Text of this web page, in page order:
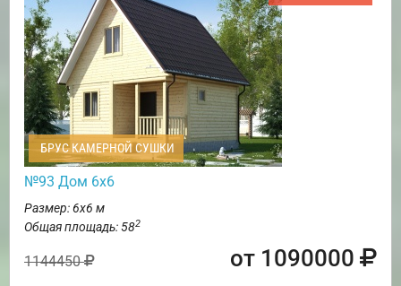
БРУС КАМЕРНОЙ СУШКИ
№93 Дом 6х6
Размер: 6х6 м
Общая площадь: 582
1144450 от 1090000